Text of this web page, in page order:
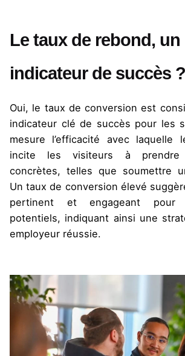
Le taux de rebond, un
indicateur de succès ?
Oui, le taux de conversion est
indicateur clé de succès pour les
mesure l’efficacité avec
incite les visiteurs à prendre
concrètes, telles que soumettre
Un taux de conversion élevé
pertinent et engageant pour
potentiels, indiquant ainsi une
employeur réussie​​.